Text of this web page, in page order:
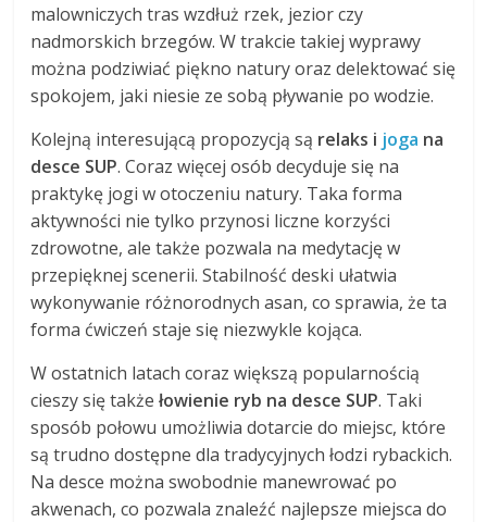
malowniczych tras wzdłuż rzek, jezior czy
nadmorskich brzegów. W trakcie takiej wyprawy
można podziwiać piękno natury oraz delektować się
spokojem, jaki niesie ze sobą pływanie po wodzie.
Kolejną interesującą propozycją są relaks i joga na
desce SUP. Coraz więcej osób decyduje się na
praktykę jogi w otoczeniu natury. Taka forma
aktywności nie tylko przynosi liczne korzyści
zdrowotne, ale także pozwala na medytację w
przepięknej scenerii. Stabilność deski ułatwia
wykonywanie różnorodnych asan, co sprawia, że ta
forma ćwiczeń staje się niezwykle kojąca.
W ostatnich latach coraz większą popularnością
cieszy się takżełowienie ryb na desce SUP. Taki
sposób połowu umożliwia dotarcie do miejsc, które
są trudno dostępne dla tradycyjnych łodzi rybackich.
Na desce można swobodnie manewrować po
akwenach, co pozwala znaleźć najlepsze miejsca do